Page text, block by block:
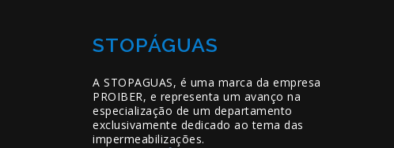
STOPÁGUAS
A STOPAGUAS, é uma marca da empresa
PROIBER, e representa um avanço na
especialização de um departamento
exclusivamente dedicado ao tema das
impermeabilizações.